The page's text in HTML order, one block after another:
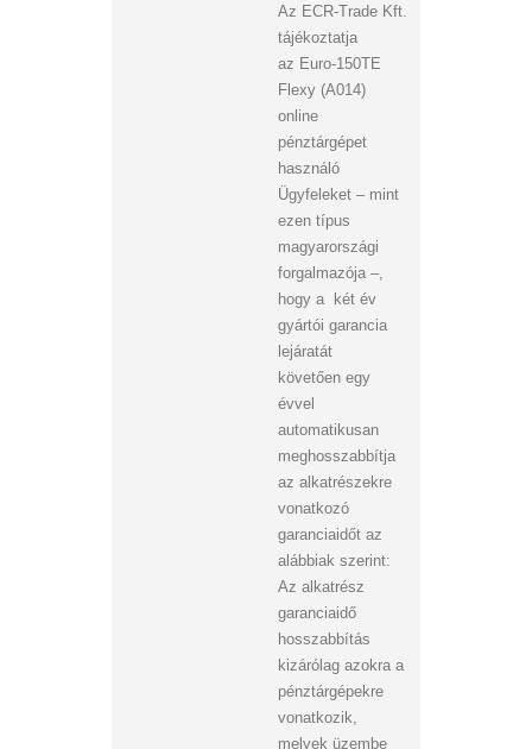
Az ECR-Trade Kft.
tájékoztatja
az Euro-150TE
Flexy (A014)
online
pénztárgépet
használó
Ügyfeleket – mint
ezen típus
magyarországi
forgalmazója –,
hogy a két év
gyártói garancia
lejáratát
követően egy
évvel
automatikusan
meghosszabbítja
az alkatrészekre
vonatkozó
garanciaidőt az
alábbiak szerint:
Az alkatrész
garanciaidő
hosszabbítás
kizárólag azokra a
pénztárgépekre
vonatkozik,
melyek üzembe